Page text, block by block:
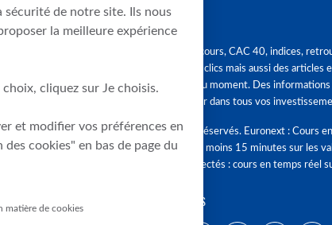
Graphique, cours, CAC 40, indices,
en quelques clics mais aussi des
tendances du moment. Des informations
accompagner dans tous vos
Tous droits réservés. Euronext : Cours
différés d'au moins 15 minutes sur les
clients connectés : cours en temps réel
SUIVEZ-NOUS
de notre site. Ils nous
la meilleure expérience
cliquez sur Je choisis.
et modifier vos préférences en
cookies" en bas de page du
matière de cookies